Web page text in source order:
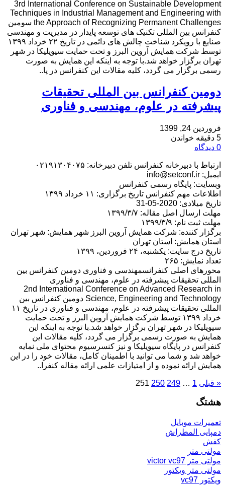
3rd International Conference on Sustainable Development
Techniques in Industrial Management and Engineering with
the Approach of Recognizing Permanent Challenges سومین
کنفرانس بین المللی تکنیک های توسعه پایدار در مدیریت و مهندسی
صنایع با رویکرد شناخت چالش های دائمی در تاریخ ۲۲ خرداد ۱۳۹۹
توسط شرکت همایش آروین البرز و تحت حمایت سیویلیکا در شهر
تهران برگزار خواهد شد.با توجه به اینکه این همایش به صورت
رسمی برگزار می گردد، کلیه مقالات این کنفرانس در پا..
دومین کنفرانس بین المللی تحقیقات
پیشرفته در علوم، مهندسی و فناوری
فروردین 24, 1399
5 دقیقه خواندن
0 دیدگاه
ارتباط با دبیرخانه کنفرانس تلفن دبیرخانه: ۰۲۱۹۱۳۰۴۰۷۵
ایمیل: info@setconf.ir
وبسایت: پایگاه رسمی کنفرانس
اطلاعات مهم کنفرانس تاریخ برگزاری: ۱۱ خرداد ۱۳۹۹
تاریخ میلادی: 2020-05-31
مهلت ارسال اصل مقاله: ۱۳۹۹/۳/۷
مهلت ثبت نام: ۱۳۹۹/۳/۹
برگزار کننده: شرکت همایش آروین البرز شهر همایش: شهر تهران
استان همایش: استان تهران
تاریخ درج سایت: یکشنبه، ۲۴ فروردین، ۱۳۹۹
تعداد نمایش: ۲۶۵
محورهای اصلی کنفرانسمهندسی و فناوری دومین کنفرانس بین
المللی تحقیقات پیشرفته در علوم، مهندسی و فناوری
2nd International Conference on Advanced Research in
Science, Engineering and Technology دومین کنفرانس بین
المللی تحقیقات پیشرفته در علوم، مهندسی و فناوری در تاریخ ۱۱
خرداد ۱۳۹۹ توسط شرکت همایش آروین البرز و تحت حمایت
سیویلیکا در شهر تهران برگزار خواهد شد.با توجه به اینکه این
همایش به صورت رسمی برگزار می گردد، کلیه مقالات این
کنفرانس در پایگاه سیویلیکا و نیز کنسرسیوم محتوای ملی نمایه
خواهد شد و شما می توانید با اطمینان کامل، مقالات خود را در این
همایش ارائه نموده و از امتیازات علمی ارائه مقاله کنفرا..
« قبلی 1
…
249
250
251
هشتگ
تعمیرات موبایل
دمپایی المطراش
کفش
مولتی متر
مولتی متر victor vc97
مولتی متر ویکتور
ویکتور vc97